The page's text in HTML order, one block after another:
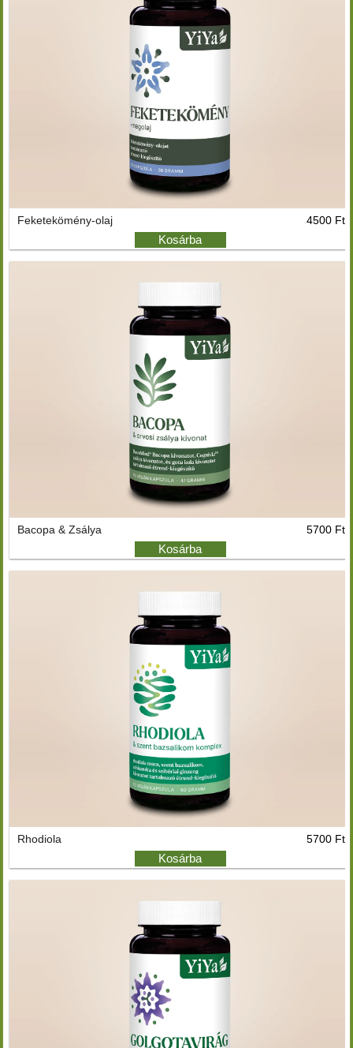
Feketekömény-olaj 4500 Ft
Kosárba
Bacopa & Zsálya 5700 Ft
Kosárba
Rhodiola 5700 Ft
Kosárba